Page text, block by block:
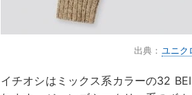
出典： ユニク
イチオシはミックス系カラーの32